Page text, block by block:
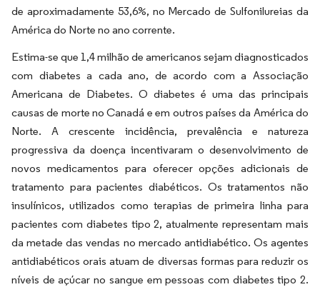
de aproximadamente 53,6%, no Mercado de Sulfonilureias da
América do Norte no ano corrente.
Estima-se que 1,4 milhão de americanos sejam diagnosticados
com diabetes a cada ano, de acordo com a Associação
Americana de Diabetes. O diabetes é uma das principais
causas de morte no Canadá e em outros países da América do
Norte. A crescente incidência, prevalência e natureza
progressiva da doença incentivaram o desenvolvimento de
novos medicamentos para oferecer opções adicionais de
tratamento para pacientes diabéticos. Os tratamentos não
insulínicos, utilizados como terapias de primeira linha para
pacientes com diabetes tipo 2, atualmente representam mais
da metade das vendas no mercado antidiabético. Os agentes
antidiabéticos orais atuam de diversas formas para reduzir os
níveis de açúcar no sangue em pessoas com diabetes tipo 2.